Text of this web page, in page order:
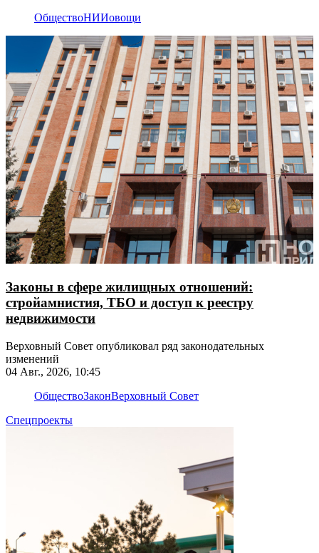
ОбществоНИИовощи
Законы в сфере жилищных отношений:
стройамнистия, ТБО и доступ к реестру
недвижимости
Верховный Совет опубликовал ряд законодательных
изменений
04 Авг., 2026, 10:45
ОбществоЗаконВерховный Совет
Спецпроекты